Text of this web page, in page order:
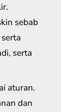
sebab
serta
aturan.
dan